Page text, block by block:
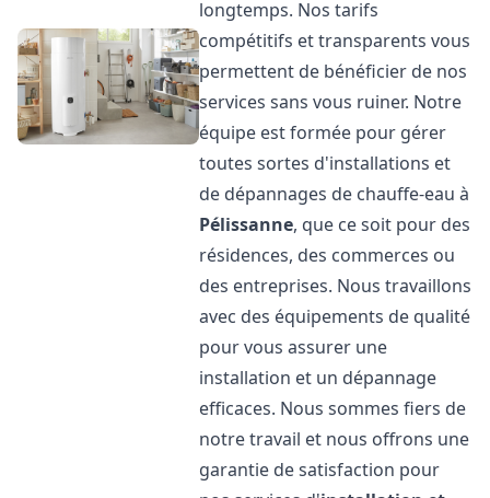
longtemps. Nos tarifs
compétitifs et transparents vous
permettent de bénéficier de nos
services sans vous ruiner. Notre
équipe est formée pour gérer
toutes sortes d'installations et
de dépannages de chauffe-eau à
Pélissanne, que ce soit pour des
résidences, des commerces ou
des entreprises. Nous travaillons
avec des équipements de qualité
pour vous assurer une
installation et un dépannage
efficaces. Nous sommes fiers de
notre travail et nous offrons une
garantie de satisfaction pour